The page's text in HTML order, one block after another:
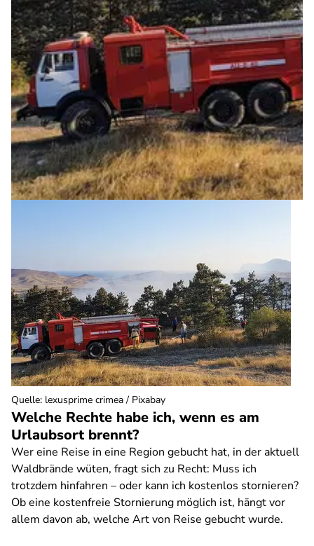
Welche Rechte habe ich, wenn es am
Urlaubsort brennt?
Wer eine Reise in eine Region gebucht hat, in der aktuell
Waldbrände wüten, fragt sich zu Recht: Muss ich
trotzdem hinfahren – oder kann ich kostenlos stornieren?
Ob eine kostenfreie Stornierung möglich ist, hängt vor
allem davon ab, welche Art von Reise gebucht wurde.
Quelle: lexusprime crimea / Pixabay